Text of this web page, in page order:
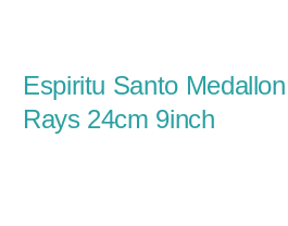
Espiritu Santo
Rays 24cm 9inch